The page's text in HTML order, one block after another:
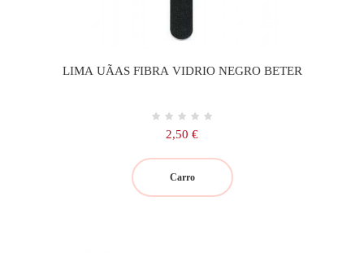
LIMA UÃAS FIBRA VIDRIO NEGRO BETER
Precio
2,50 €
Carro